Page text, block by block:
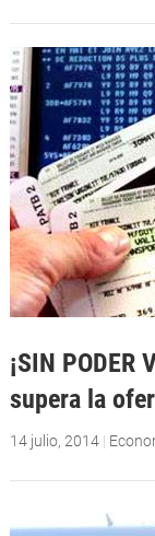
¡SIN PODER
supera la
14 julio, 2014|